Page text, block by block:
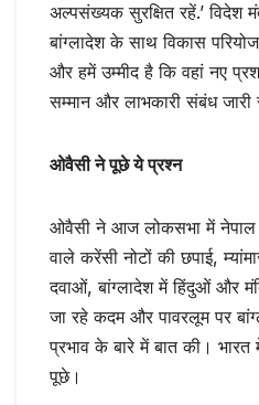
अल्पसंख्यक सुरक्षित रहें.’ विदेश
बांग्लादेश के साथ विकास
और हमें उम्मीद है कि वहां नए
सम्मान और लाभकारी संबंध जारी
ओवैसी ने पूछे ये प्रश्न
ओवैसी ने आज लोकसभा में नेपाल में
वाले करेंसी नोटों की छपाई,
दवाओं, बांग्लादेश में हिंदुओं और
जा रहे कदम और पावरलूम पर
प्रभाव के बारे में बात की। भारत
पूछे।